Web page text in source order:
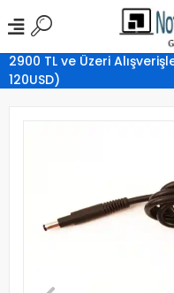
2900 TL ve Üzeri
120USD)